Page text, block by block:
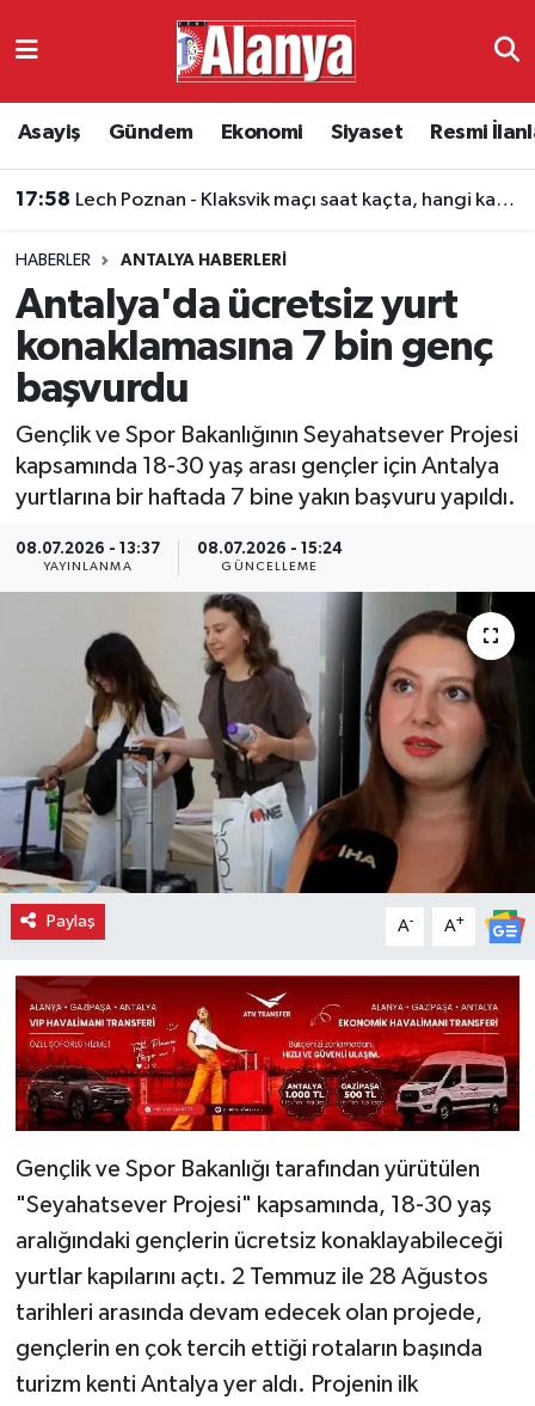
Asayiş Gündem Ekonomi Siyaset Resmi
17:58 Lech Poznan - Klaksvik maçı saat kaçta, hangi kanalda?
HABERLER ANTALYA HABERLERI
Antalya'da ücretsiz yurt
konaklamasına 7 bin genç
başvurdu
Gençlik ve Spor Bakanlığının Seyahatsever Projesi
kapsamında 18-30 yaş arası gençler için Antalya
yurtlarına bir haftada 7 bine yakın başvuru yapıldı.
08.07.2026 - 13:37
YAYINLANMA
08.07.2026 - 15:24
GÜNCELLEME
Paylaş A- A+
Gençlik ve Spor Bakanlığı tarafından yürütülen
"Seyahatsever Projesi" kapsamında, 18-30 yaş
aralığındaki gençlerin ücretsiz konaklayabileceği
yurtlar kapılarını açtı. 2 Temmuz ile 28 Ağustos
tarihleri arasında devam edecek olan projede,
gençlerin en çok tercih ettiği rotaların başında
turizm kenti Antalya yer aldı. Projenin ilk
Ekonomi
Resmi İlanlar
Alanyaspor
Turizm
Antalya Namaz Vakitleri
Süper Lig Puan Durumu ve Fikstür
Tüm Manşetler
Son Dakika Haberleri